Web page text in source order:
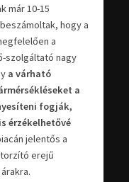
már 10-15
hogy a
a
szolgáltató nagy
a várható
a
fogják,
érzékelhetővé
jelentős a
erejű